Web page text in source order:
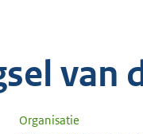
van
Organisatie